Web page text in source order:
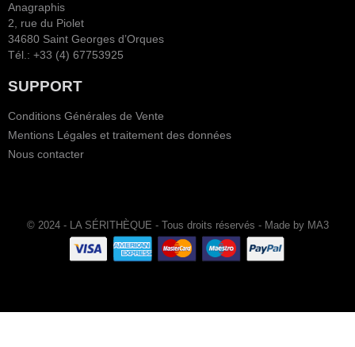
Anagraphis
2, rue du Piolet
34680 Saint Georges d’Orques
Tél.: +33 (4) 67753925
SUPPORT
Conditions Générales de Vente
Mentions Légales et traitement des données
Nous contacter
© 2024 - LA SÉRITHÈQUE - Tous droits réservés - Made by MA3